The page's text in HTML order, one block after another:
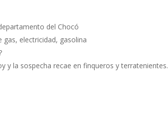
del Chocó
gas, electricidad, gasolina
y la sospecha recae en finqueros y terratenientes.